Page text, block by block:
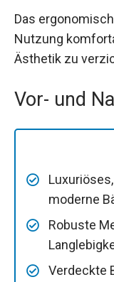
Das
Nutzung
Ästhetik zu
Vor- und
moderne
Robuste
Verdeckte